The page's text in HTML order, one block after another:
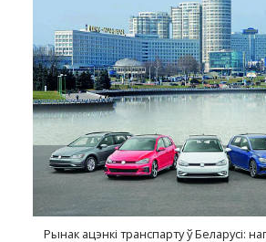
Ануляваць нельга пакінуць у
практыцы важная кожная коска